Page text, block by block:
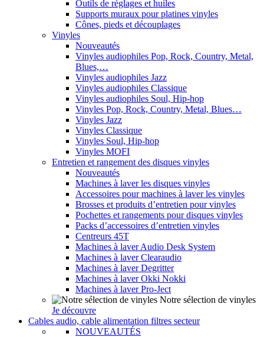
Outils de réglages et huiles
Supports muraux pour platines vinyles
Cônes, pieds et découplages
Vinyles
Nouveautés
Vinyles audiophiles Pop, Rock, Country, Metal,
Blues,…
Vinyles audiophiles Jazz
Vinyles audiophiles Classique
Vinyles audiophiles Soul, Hip-hop
Vinyles Pop, Rock, Country, Metal, Blues…
Vinyles Jazz
Vinyles Classique
Vinyles Soul, Hip-hop
Vinyles MOFI
Entretien et rangement des disques vinyles
Nouveautés
Machines à laver les disques vinyles
Accessoires pour machines à laver les vinyles
Brosses et produits d’entretien pour vinyles
Pochettes et rangements pour disques vinyles
Packs d’accessoires d’entretien vinyles
Centreurs 45T
Machines à laver Audio Desk System
Machines à laver Clearaudio
Machines à laver Degritter
Machines à laver Okki Nokki
Machines à laver Pro-Ject
Notre sélection de vinyles
Je découvre
Cables audio, cable alimentation filtres secteur
NOUVEAUTÉS